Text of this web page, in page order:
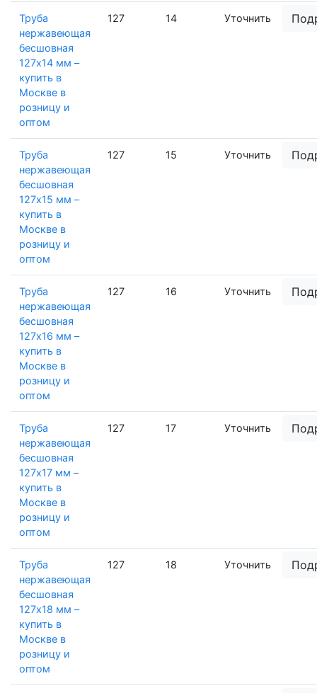
Труба
нержавеющая
бесшовная
127х14 мм –
купить в
Москве в
розницу и
оптом
127 14 Уточнить
Труба
нержавеющая
бесшовная
127х15 мм –
купить в
Москве в
розницу и
оптом
127 15 Уточнить
Труба
нержавеющая
бесшовная
127х16 мм –
купить в
Москве в
розницу и
оптом
127 16 Уточнить
Труба
нержавеющая
бесшовная
127х17 мм –
купить в
Москве в
розницу и
оптом
127 17 Уточнить
Труба
нержавеющая
бесшовная
127х18 мм –
купить в
Москве в
розницу и
оптом
127 18 Уточнить